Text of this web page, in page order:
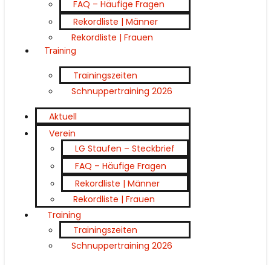
FAQ – Häufige Fragen
Rekordliste | Männer
Rekordliste | Frauen
Training
Trainingszeiten
Schnuppertraining 2026
Aktuell
Verein
LG Staufen – Steckbrief
FAQ – Häufige Fragen
Rekordliste | Männer
Rekordliste | Frauen
Training
Trainingszeiten
Schnuppertraining 2026